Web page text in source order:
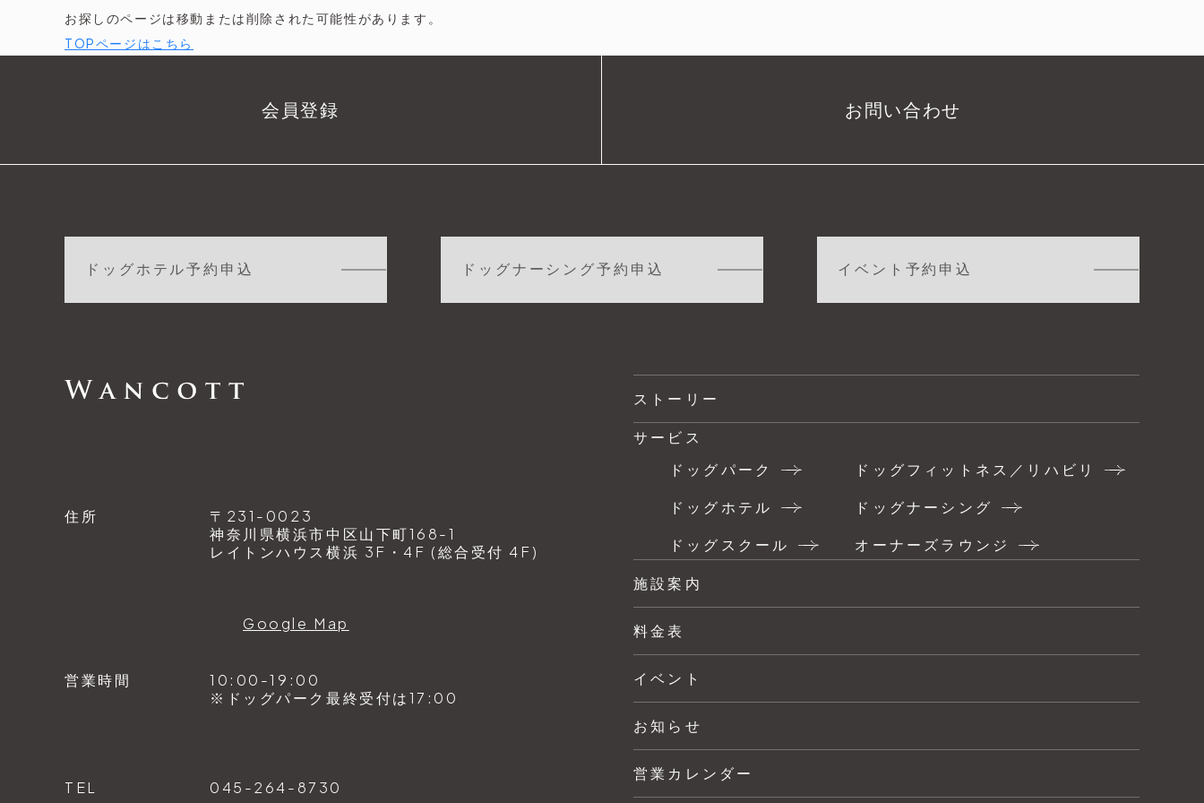
お探しのページは移動または削除された可能性があります。
TOPページはこちら
会員登録 お問い合わせ
ドッグホテル予約申込 ドッグナーシング予約申込 イベント予約申込
ストーリー
サービス
ドッグパーク
ドッグホテル
ドッグスクール
ドッグフィットネス／リハビリ
ドッグナーシング
オーナーズラウンジ
施設案内
料金表
イベント
お知らせ
営業カレンダー
住所
〒231-0023
神奈川県横浜市中区山下町168-1
レイトンハウス横浜 3F・4F (総合受付 4F)
Google Map
営業時間
10:00-19:00
※ドッグパーク最終受付は17:00
TEL 045-264-8730